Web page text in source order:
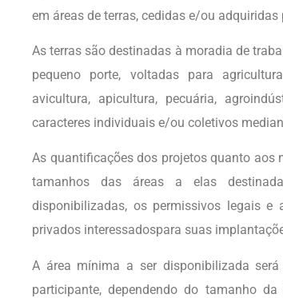
em áreas de terras, cedidas e/ou
As terras são destinadas à moradia de
pequeno porte, voltadas para
avicultura, apicultura, pecuária,
caracteres individuais e/ou coletivos
As quantificações dos projetos quanto
tamanhos das áreas a elas
disponibilizadas, os permissivos legais
privados interessadospara suas
A área mínima a ser disponibilizada
participante, dependendo do tamanho